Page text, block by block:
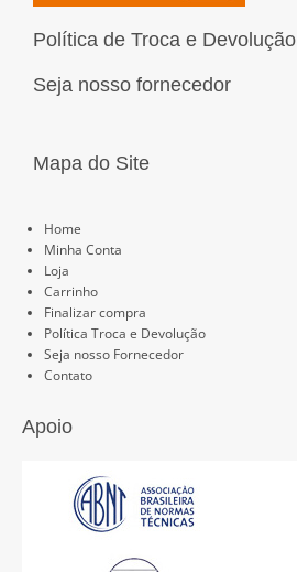
Política de Troca e Devolução
Seja nosso fornecedor
Mapa do Site
Home
Minha Conta
Loja
Carrinho
Finalizar compra
Política Troca e Devolução
Seja nosso Fornecedor
Contato
Apoio